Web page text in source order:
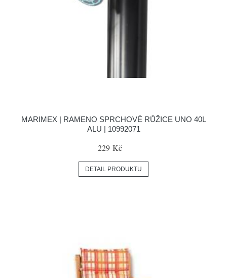
MARIMEX | RAMENO SPRCHOVÉ RŮŽICE UNO 40L
ALU | 10992071
229 Kč
DETAIL PRODUKTU